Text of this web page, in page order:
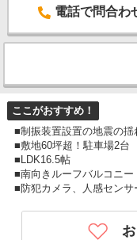
電話で問合わ
ここがおすすめ！
■制振装置設置の地震の揺
■敷地60坪超！駐車場2台
■LDK16.5帖
■南向きルーフバルコニー
■防犯カメラ、人感セン